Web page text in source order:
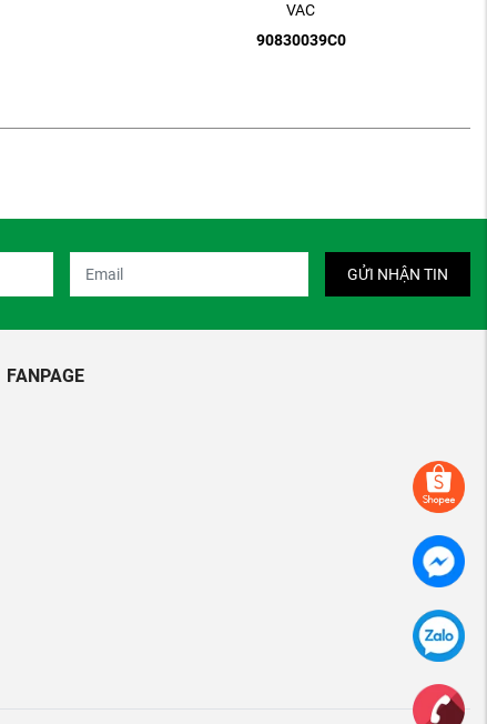
VAC
90830039C0
GỬI NHẬN TIN
FANPAGE